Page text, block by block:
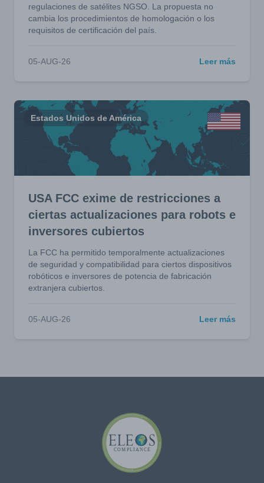
regulaciones de satélites NGSO. La propuesta no
cambia los procedimientos de homologación o los
requisitos de certificación del país.
05-AUG-26 Leer más
Estados Unidos de América
USA FCC exime de restricciones a
ciertas actualizaciones para robots e
inversores cubiertos
La FCC ha permitido temporalmente actualizaciones
de seguridad y compatibilidad para ciertos dispositivos
robóticos e inversores de potencia de fabricación
extranjera cubiertos.
05-AUG-26 Leer más